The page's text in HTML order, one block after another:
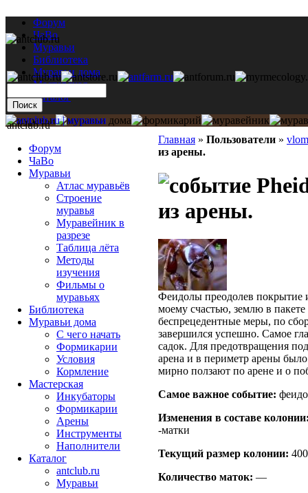
Форум
ЧаВо
Муравьи
Библиотека
Муравьи дома
Мастерская
Каталог
Главная » Пользователи »
из арены.
из арены.
Феидолы преодолев покрытие
моему счастью, землю в
беспрецедентные меры, по
завершился успешно. Самое
садок. Для предотвращения
арена и в периметр арены
мирно ползают по арене и о
Самое важное событие:
Изменения в составе
-матки
Текущий размер кoлонии: 400
Количество маток: —
antclub.ru
Форум
ЧаВо
Муравьи
Атлас муравьёв
Строение
муравья
Муравейник в
разрезе
Таблица лёта
Методы
изучения
Фильмы о
муравьях
Библиотека
Муравьи дома
С чего начать
Формикарии
Условия
Кормление
Мастерская
Инкубаторы
Формикарии
Арены
Инструменты
Наполнители
Каталог
antclub.ru
Муравьи